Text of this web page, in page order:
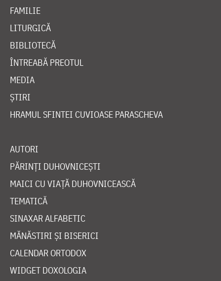
FAMILIE
LITURGICĂ
BIBLIOTECĂ
ÎNTREABĂ PREOTUL
MEDIA
ȘTIRI
HRAMUL SFINTEI CUVIOASE PARASCHEVA
AUTORI
PĂRINȚI DUHOVNICEȘTI
MAICI CU VIAȚĂ DUHOVNICEASCĂ
TEMATICĂ
SINAXAR ALFABETIC
MĂNĂSTIRI ȘI BISERICI
CALENDAR ORTODOX
WIDGET DOXOLOGIA